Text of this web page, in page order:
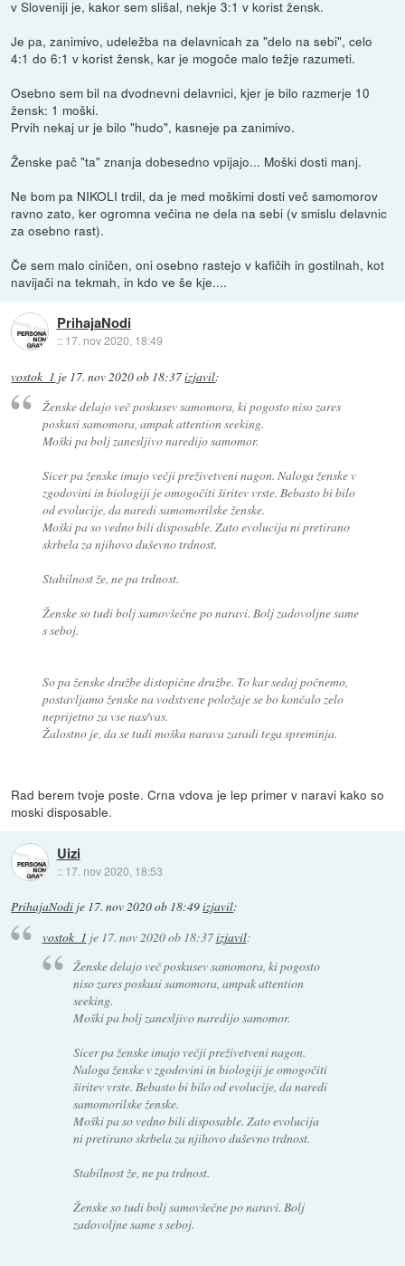
v Sloveniji je, kakor sem slišal, nekje 3:1 v korist žensk.
Je pa, zanimivo, udeležba na delavnicah za "delo na sebi", celo
4:1 do 6:1 v korist žensk, kar je mogoče malo težje razumeti.
Osebno sem bil na dvodnevni delavnici, kjer je bilo razmerje 10
žensk: 1 moški.
Prvih nekaj ur je bilo "hudo", kasneje pa zanimivo.
Ženske pač "ta" znanja dobesedno vpijajo... Moški dosti manj.
Ne bom pa NIKOLI trdil, da je med moškimi dosti več samomorov
ravno zato, ker ogromna večina ne dela na sebi (v smislu delavnic
za osebno rast).
Če sem malo ciničen, oni osebno rastejo v kafičih in gostilnah, kot
navijači na tekmah, in kdo ve še kje....
PrihajaNodi
:: 17. nov 2020, 18:49
vostok_1 je 17. nov 2020 ob 18:37izjavil:
Ženske delajo več poskusev samomora, ki pogosto niso zares
poskusi samomora, ampak attention seeking.
Moški pa bolj zanesljivo naredijo samomor.
Sicer pa ženske imajo večji preživetveni nagon. Naloga ženske v
zgodovini in biologiji je omogočiti širitev vrste. Bebasto bi bilo
od evolucije, da naredi samomorilske ženske.
Moški pa so vedno bili disposable. Zato evolucija ni pretirano
skrbela za njihovo duševno trdnost.
Stabilnost že, ne pa trdnost.
Ženske so tudi bolj samovšečne po naravi. Bolj zadovoljne same
s seboj.
So pa ženske družbe distopične družbe. To kar sedaj počnemo,
postavljamo ženske na vodstvene položaje se bo končalo zelo
neprijetno za vse nas/vas.
Žalostno je, da se tudi moška narava zaradi tega spreminja.
Rad berem tvoje poste. Crna vdova je lep primer v naravi kako so
moski disposable.
Uizi
:: 17. nov 2020, 18:53
PrihajaNodi je 17. nov 2020 ob 18:49izjavil:
vostok_1 je 17. nov 2020 ob 18:37izjavil:
Ženske delajo več poskusev samomora, ki pogosto
niso zares poskusi samomora, ampak attention
seeking.
Moški pa bolj zanesljivo naredijo samomor.
Sicer pa ženske imajo večji preživetveni nagon.
Naloga ženske v zgodovini in biologiji je omogočiti
širitev vrste. Bebasto bi bilo od evolucije, da naredi
samomorilske ženske.
Moški pa so vedno bili disposable. Zato evolucija
ni pretirano skrbela za njihovo duševno trdnost.
Stabilnost že, ne pa trdnost.
Ženske so tudi bolj samovšečne po naravi. Bolj
zadovoljne same s seboj.